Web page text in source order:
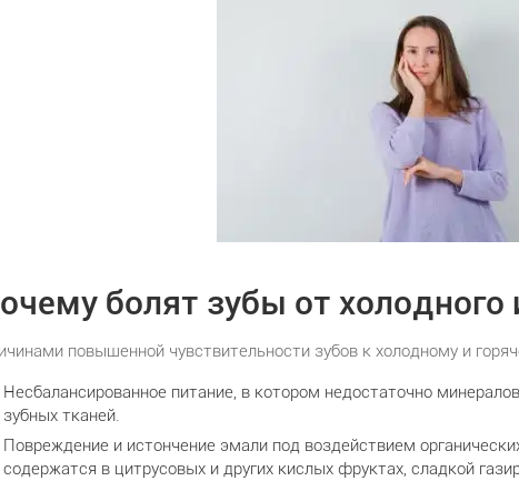
болят зубы от холодного
повышенной чувствительности зубов к холодному и
Несбалансированное питание, в котором недостаточно
зубных тканей.
Повреждение и истончение эмали под воздействием
содержатся в цитрусовых и других кислых фруктах, сладкой